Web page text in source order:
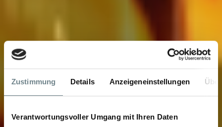
Zustimmung Details Anzeigeneinstellungen
Verantwortungsvoller Umgang mit Ihren Daten